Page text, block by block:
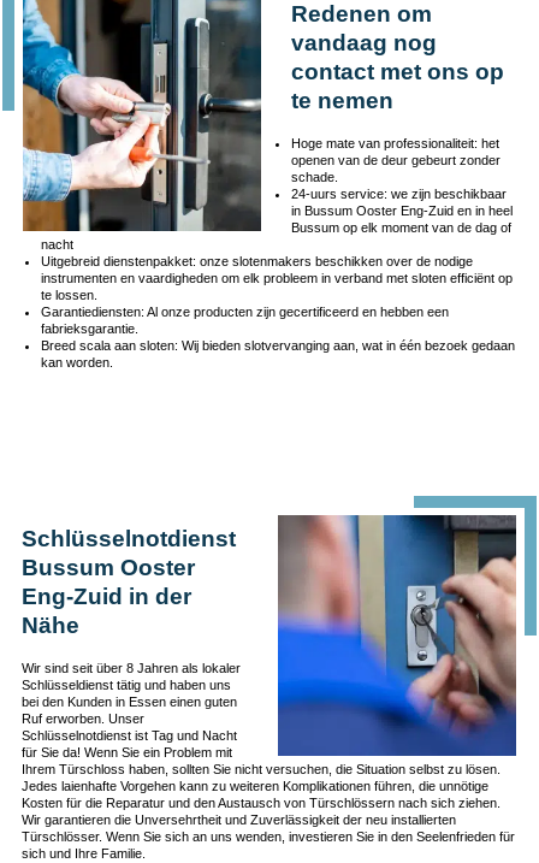
Redenen om
vandaag nog
contact met ons op
te nemen
Hoge mate van professionaliteit: het
openen van de deur gebeurt zonder
schade.
24-uurs service: we zijn beschikbaar
in Bussum Ooster Eng-Zuid en in heel
Bussum op elk moment van de dag of
nacht
Uitgebreid dienstenpakket: onze slotenmakers beschikken over de nodige
instrumenten en vaardigheden om elk probleem in verband met sloten efficiënt op
te lossen.
Garantiediensten: Al onze producten zijn gecertificeerd en hebben een
fabrieksgarantie.
Breed scala aan sloten: Wij bieden slotvervanging aan, wat in één bezoek gedaan
kan worden.
Schlüsselnotdienst
Bussum Ooster
Eng-Zuid in der
Nähe
Wir sind seit über 8 Jahren als lokaler
Schlüsseldienst tätig und haben uns
bei den Kunden in Essen einen guten
Ruf erworben. Unser
Schlüsselnotdienst ist Tag und Nacht
für Sie da! Wenn Sie ein Problem mit
Ihrem Türschloss haben, sollten Sie nicht versuchen, die Situation selbst zu lösen.
Jedes laienhafte Vorgehen kann zu weiteren Komplikationen führen, die unnötige
Kosten für die Reparatur und den Austausch von Türschlössern nach sich ziehen.
Wir garantieren die Unversehrtheit und Zuverlässigkeit der neu installierten
Türschlösser. Wenn Sie sich an uns wenden, investieren Sie in den Seelenfrieden für
sich und Ihre Familie.